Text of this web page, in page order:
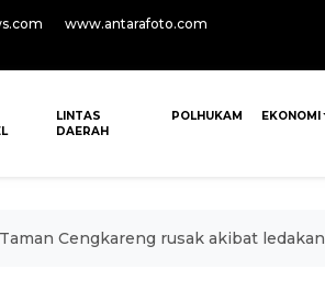
www.antarafoto.com
LINTAS
DAERAH
POLHUKAM EKONOMI
Cengkareng rusak akibat ledakan